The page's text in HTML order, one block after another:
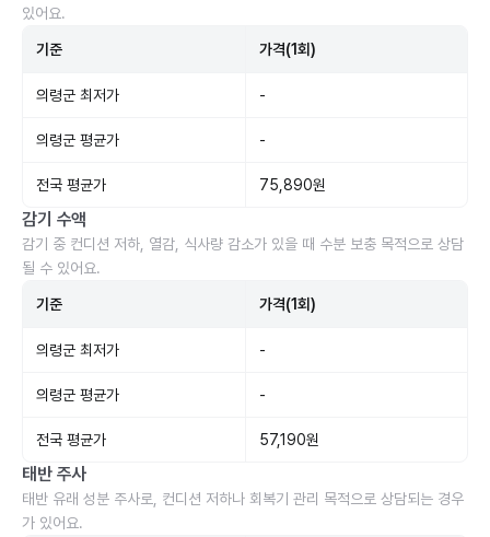
있어요.
기준 가격(1회)
의령군 최저가 -
의령군 평균가 -
전국 평균가 75,890원
감기 수액
감기 중 컨디션 저하, 열감, 식사량 감소가 있을 때 수분 보충 목적으로 상담
될 수 있어요.
기준 가격(1회)
의령군 최저가 -
의령군 평균가 -
전국 평균가 57,190원
태반 주사
태반 유래 성분 주사로, 컨디션 저하나 회복기 관리 목적으로 상담되는 경우
가 있어요.